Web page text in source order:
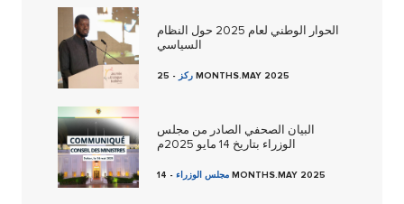
الحوار الوطني لعام 2025 حول النظام
السياسي
ركز - 25 MONTHS.MAY 2025
البيان الصحفي الصادر من مجلس
الوزراء بتاريخ 14 مايو 2025م
مجلس الوزراء - 14 MONTHS.MAY 2025